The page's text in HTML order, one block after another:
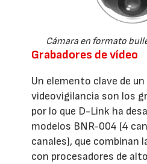
Cámara en formato
Grabadores de vídeo
Un elemento clave de
videovigilancia son los
por lo que D-Link ha
modelos BNR-004 (4
canales), que combinan
con procesadores de